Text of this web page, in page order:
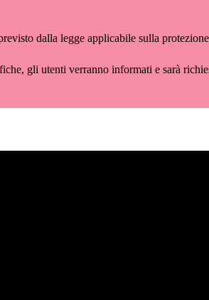
dalla legge applicabile sulla
gli utenti verranno informati e sarà